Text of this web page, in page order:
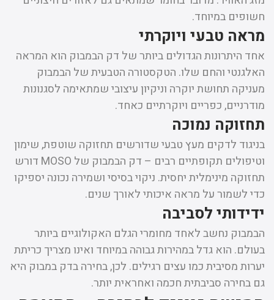
חשופים במיוחד.
מראה טבעי ויוקרתי
אחד היתרונות הגדולים ביותר של דק הבמבוק הוא המראה
האלגנטי והחם שלו. הטקסטורה הטבעית של הבמבוק
מעניקה תחושת יוקרה וניקיון עיצובי שמתאימה לסגנונות
מודרניים, כפריים ויוקרתיים כאחד.
תחזוקה נמוכה
בניגוד לדקים מעץ טבעי שדורשים תחזוקה שוטפת, שימון
וטיפולים תקופתיים רבים – דק הבמבוק של MOSO דורש
תחזוקה מינימלית יחסית. ניקוי בסיסי ושמירה נכונה יספיקו
כדי לשמור על מראה איכותי לאורך שנים.
ידידותי לסביבה
הבמבוק נחשב לאחד מחומרי הגלם האקולוגיים ביותר
בעולם. הוא גדל במהירות גבוהה במיוחד ואינו מצריך כריתת
יערות מסיבית כמו עצים רגילים. לכן, בחירה בדק במבוק היא
גם בחירה סביבתית חכמה ואחראית יותר.